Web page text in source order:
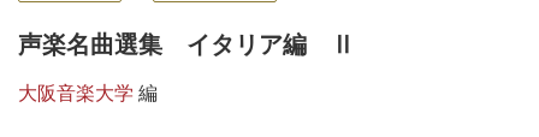
声楽名曲選集 イタリア編 Ⅱ
大阪音楽大学 編